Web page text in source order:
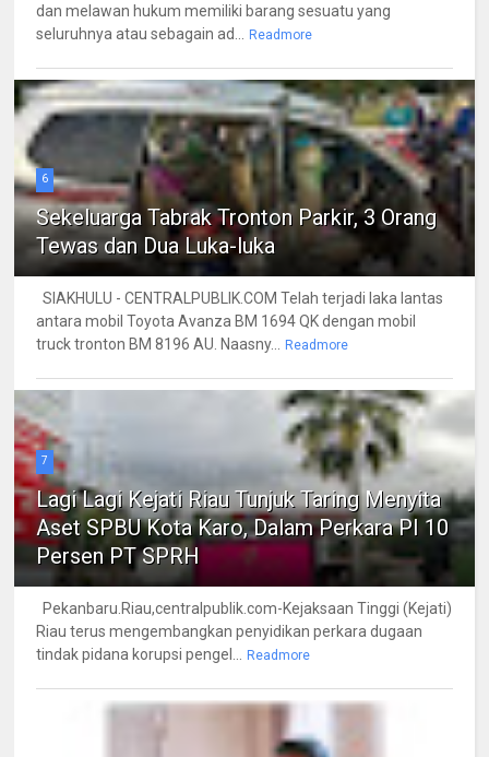
dan melawan hukum memiliki barang sesuatu yang
seluruhnya atau sebagain ad...
Readmore
6
Sekeluarga Tabrak Tronton Parkir, 3 Orang
Tewas dan Dua Luka-luka
SIAKHULU - CENTRALPUBLIK.COM Telah terjadi laka lantas
antara mobil Toyota Avanza BM 1694 QK dengan mobil
truck tronton BM 8196 AU. Naasny...
Readmore
7
Lagi Lagi Kejati Riau Tunjuk Taring Menyita
Aset SPBU Kota Karo, Dalam Perkara PI 10
Persen PT SPRH
Pekanbaru.Riau,centralpublik.com-Kejaksaan Tinggi (Kejati)
Riau terus mengembangkan penyidikan perkara dugaan
tindak pidana korupsi pengel...
Readmore